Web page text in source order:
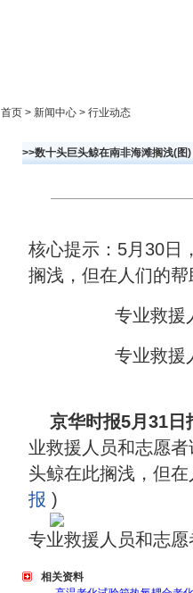
首页 > 新闻中心 > 行业动态
>>数十头巨头鲸在南非海滩搁浅(图)
核心提示：5月30日
搁浅，但在人们的
专业救援
专业救援
京华时报5月31
业救援人员和志愿
头鲸在此搁浅，但
报 )
专业救援人员和志
相关资料